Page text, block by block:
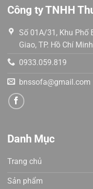
Công ty TNHH
Số 01A/31, Khu Phố
Giao, TP. Hồ Chí Minh
0933.059.819
bnssofa@gmail.com
Danh Mục
Trang chủ
Sản phẩm